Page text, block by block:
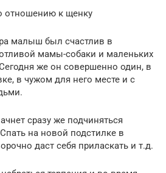
отношению к щенку
малыш был счастлив в
мамы-собаки и маленьких
же он совершенно один, в
в чужом для него месте и с
сразу же подчиняться
на новой подстилке в
даст себя приласкать и т.д.